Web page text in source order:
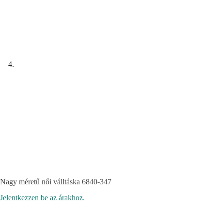
Nagy méretű női válltáska 6840-347
Jelentkezzen be az árakhoz.